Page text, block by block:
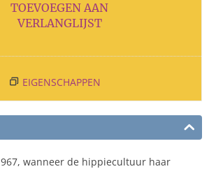
TOEVOEGEN AAN
VERLANGLIJST
EIGENSCHAPPEN
wanneer de hippiecultuur haar